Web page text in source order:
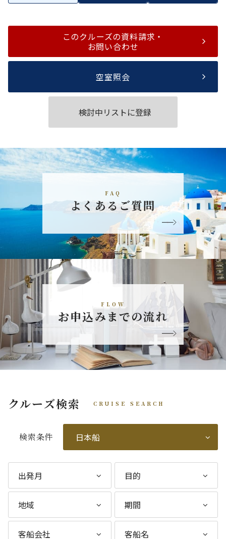
このクルーズの資料請求・
お問い合わせ
空室照会
検討中リストに登録
FAQ
よくあるご質問
FLOW
お申込みまでの流れ
クルーズ検索 CRUISE SEARCH
検索条件